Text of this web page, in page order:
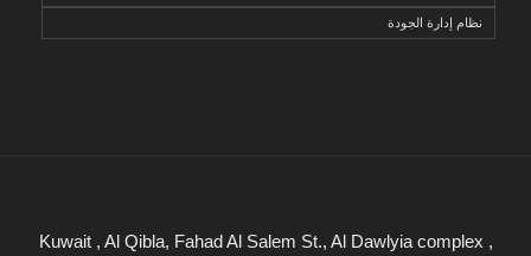
نظام إدارة الجودة
Kuwait , Al Qibla, Fahad Al Salem St., Al Dawlyia complex ,